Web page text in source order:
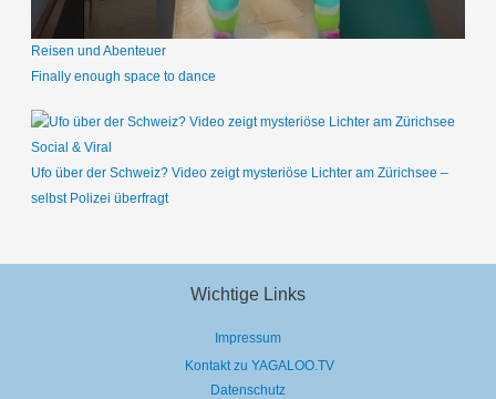
Reisen und Abenteuer
Finally enough space to dance
Social & Viral
Ufo über der Schweiz? Video zeigt mysteriöse Lichter am Zürichsee –
selbst Polizei überfragt
Wichtige Links
Impressum
Kontakt zu YAGALOO.TV
Datenschutz